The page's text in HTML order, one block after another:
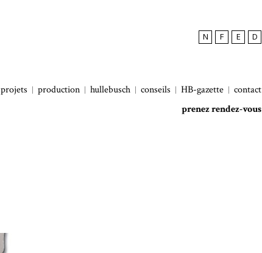
N F E D
projets production hullebusch conseils HB-gazette
contact
prenez rendez-vous